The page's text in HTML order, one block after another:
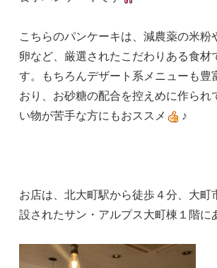
こちらのパンケーキは、減農薬の米粉
卵など、厳選されたこだわりある食材
す。もちろんデザート系メニューも豊
おり、お砂糖の配合を控えめに作られ
い物が苦手な方にもおススメ
♪
お店は、北大町駅から徒歩４分、大町
設されたサン・アルプス大町棟１階に